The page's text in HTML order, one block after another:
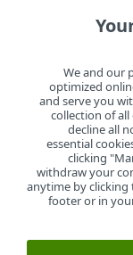
We and our
optimized
and serve you
collection of all
decline all
essential
clicking
withdraw your
anytime by clicking
footer or in